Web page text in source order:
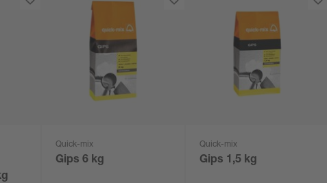
Quick-mix
Gips 6 kg
Quick-mix
Gips 1,5 kg